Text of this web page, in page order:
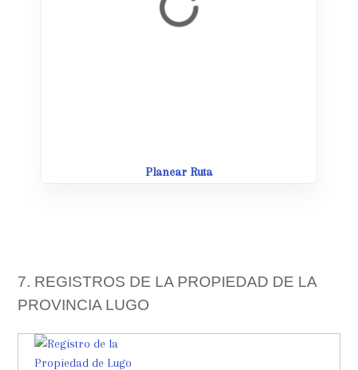
Planear Ruta
7. REGISTROS DE LA PROPIEDAD DE LA
PROVINCIA LUGO